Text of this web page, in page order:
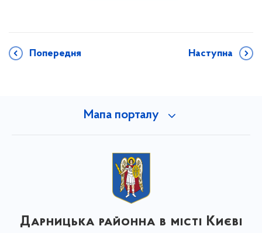
Попередня Наступна
Мапа порталу
Дарницька районна в місті Києві